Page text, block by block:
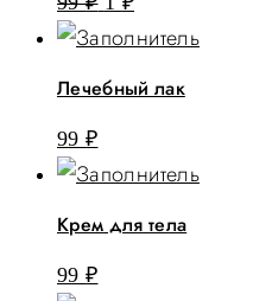
ценацена:
Лечебный лак
99₽
Крем для тела
99₽